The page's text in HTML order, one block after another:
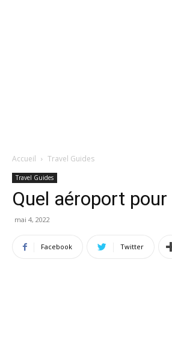
Accueil Travel Guides
Travel Guides
Quel aéroport
mai 4, 2022
Facebook Twitter